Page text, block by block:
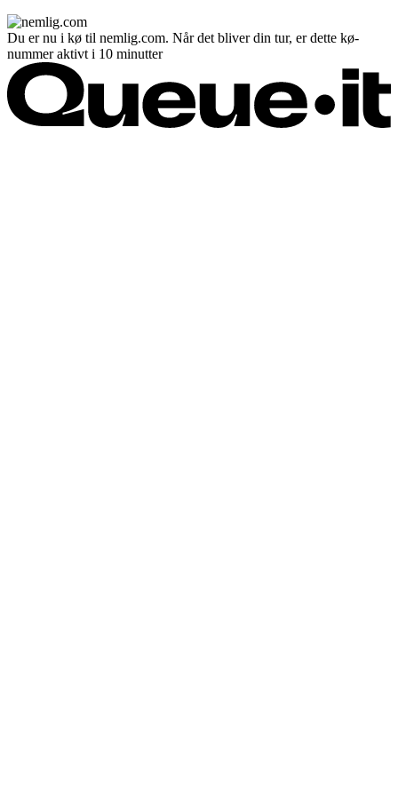
Du er nu i kø til nemlig.com. Når det bliver din tur, er dette kø-
nummer aktivt i 10 minutter